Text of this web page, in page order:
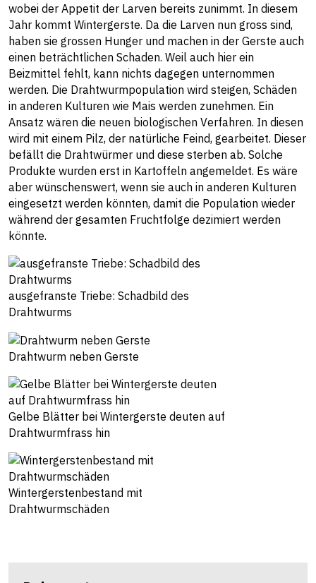
wobei der Appetit der Larven bereits zunimmt. In diesem
Jahr kommt Wintergerste. Da die Larven nun gross sind,
haben sie grossen Hunger und machen in der Gerste auch
einen beträchtlichen Schaden. Weil auch hier ein
Beizmittel fehlt, kann nichts dagegen unternommen
werden. Die Drahtwurmpopulation wird steigen, Schäden
in anderen Kulturen wie Mais werden zunehmen. Ein
Ansatz wären die neuen biologischen Verfahren. In diesen
wird mit einem Pilz, der natürliche Feind, gearbeitet. Dieser
befällt die Drahtwürmer und diese sterben ab. Solche
Produkte wurden erst in Kartoffeln angemeldet. Es wäre
aber wünschenswert, wenn sie auch in anderen Kulturen
eingesetzt werden könnten, damit die Population wieder
während der gesamten Fruchtfolge dezimiert werden
könnte.
ausgefranste Triebe: Schadbild des
Drahtwurms
Drahtwurm neben Gerste
Gelbe Blätter bei Wintergerste deuten auf
Drahtwurmfrass hin
Wintergerstenbestand mit
Drahtwurmschäden